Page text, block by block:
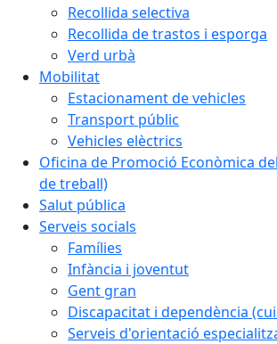
Recollida selectiva
Recollida de trastos i esporga
Verd urbà
Mobilitat
Estacionament de vehicles
Transport públic
Vehicles elèctrics
Oficina de Promoció Econòmica
de treball)
Salut pública
Serveis socials
Famílies
Infància i joventut
Gent gran
Discapacitat i dependència
Serveis d'orientació